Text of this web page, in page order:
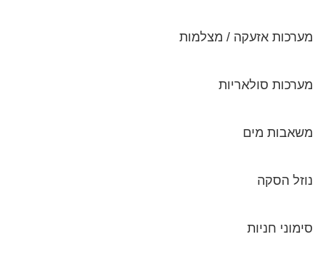
מערכות אזעקה / מצלמות
מערכות סולאריות
משאבות מים
נוזל הסקה
סימוני חניות